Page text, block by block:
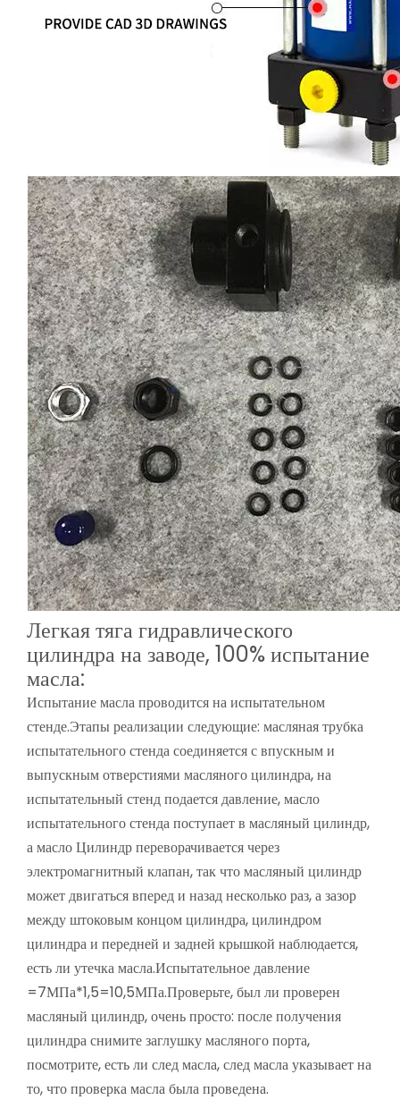
Легкая тяга гидравлического
цилиндра на заводе, 100% испытание
масла:
Испытание масла проводится на испытательном
стенде.Этапы реализации следующие: масляная трубка
испытательного стенда соединяется с впускным и
выпускным отверстиями масляного цилиндра, на
испытательный стенд подается давление, масло
испытательного стенда поступает в масляный цилиндр,
а масло Цилиндр переворачивается через
электромагнитный клапан, так что масляный цилиндр
может двигаться вперед и назад несколько раз, а зазор
между штоковым концом цилиндра, цилиндром
цилиндра и передней и задней крышкой наблюдается,
есть ли утечка масла.Испытательное давление
=7МПа*1,5=10,5МПа.Проверьте, был ли проверен
масляный цилиндр, очень просто: после получения
цилиндра снимите заглушку масляного порта,
посмотрите, есть ли след масла, след масла указывает на
то, что проверка масла была проведена.